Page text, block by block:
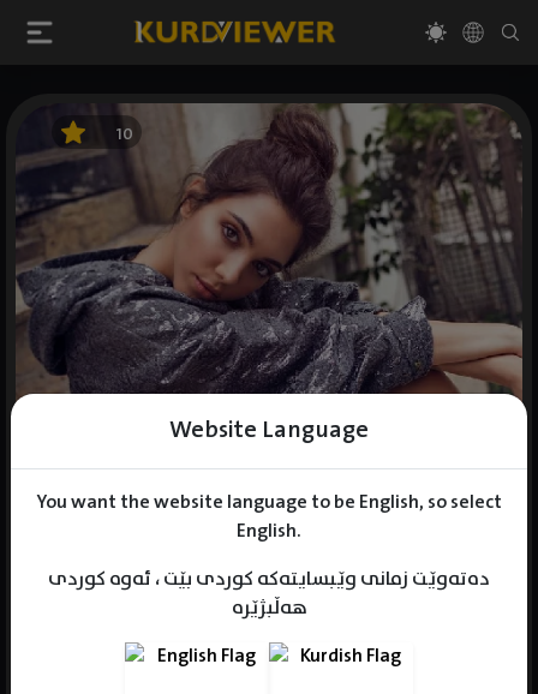
Website Language
You want the website language to be English, so select
English.
دەتەوێت زمانی وێبسایتەکە کوردی بێت ، ئەوە کوردی
هەڵبژێرە
10
Gender : female